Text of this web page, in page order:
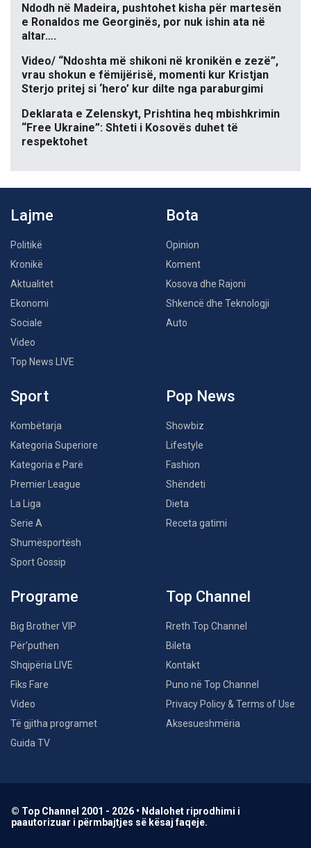
Ndodh në Madeira, pushtohet kisha për martesën
e Ronaldos me Georginës, por nuk ishin ata në
altar….
Video/ “Ndoshta më shikoni në kronikën e zezë”,
vrau shokun e fëmijërisë, momenti kur Kristjan
Sterjo pritej si ‘hero’ kur dilte nga paraburgimi
Deklarata e Zelenskyt, Prishtina heq mbishkrimin
“Free Ukraine”: Shteti i Kosovës duhet të
respektohet
Lajme
Politikë
Kronikë
Aktualitet
Ekonomi
Sociale
Video
Top News LIVE
Bota
Opinion
Koment
Kosova dhe Rajoni
Shkencë dhe Teknologji
Auto
Sport
Kombëtarja
Kategoria Superiore
Kategoria e Parë
Premier League
La Liga
Serie A
Shumësportësh
Sport Gossip
Pop News
Showbiz
Lifestyle
Fashion
Shëndeti
Dieta
Receta gatimi
Programe
Big Brother VIP
Për’puthen
Shqipëria LIVE
Fiks Fare
Video
Të gjitha programet
Guida TV
Top Channel
Rreth Top Channel
Bileta
Kontakt
Puno në Top Channel
Privacy Policy & Terms of Use
Aksesueshmëria
© Top Channel 2001 - 2026 • Ndalohet riprodhimi i
paautorizuar i përmbajtjes së kësaj faqeje.